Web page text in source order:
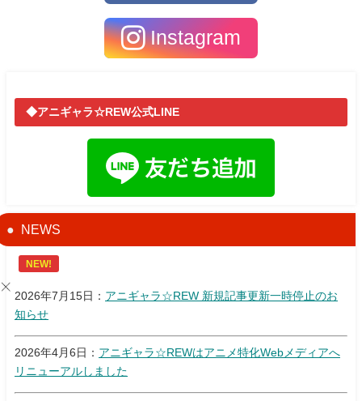
Instagram
◆アニギャラ☆REW公式LINE
NEWS
NEW!
2026年7月15日： アニギャラ☆REW 新規記事更新一時停止のお
知らせ
2026年4月6日： アニギャラ☆REWはアニメ特化Webメディアへ
リニューアルしました